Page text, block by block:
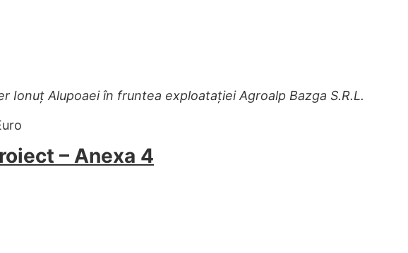
Ionuț Alupoaei în fruntea exploatației Agroalp Bazga S.R.L.
– Anexa 4